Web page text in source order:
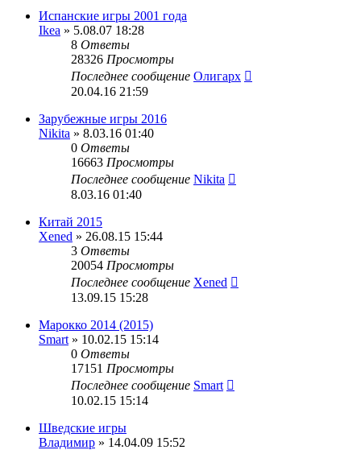
Испанские игры 2001 года
Ikea » 5.08.07 18:28
8 Ответы
28326 Просмотры
Последнее сообщение Олигарх
20.04.16 21:59
Зарубежные игры 2016
Nikita » 8.03.16 01:40
0 Ответы
16663 Просмотры
Последнее сообщение Nikita
8.03.16 01:40
Китай 2015
Xened » 26.08.15 15:44
3 Ответы
20054 Просмотры
Последнее сообщение Xened
13.09.15 15:28
Марокко 2014 (2015)
Smart » 10.02.15 15:14
0 Ответы
17151 Просмотры
Последнее сообщение Smart
10.02.15 15:14
Шведские игры
Владимир » 14.04.09 15:52